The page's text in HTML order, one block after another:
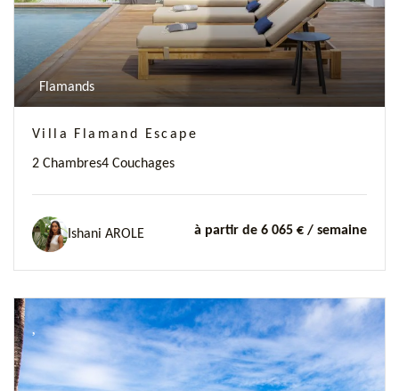
Flamands
Villa Flamand Escape
2 Chambres4 Couchages
Ishani AROLE à partir de 6 065 € / semaine